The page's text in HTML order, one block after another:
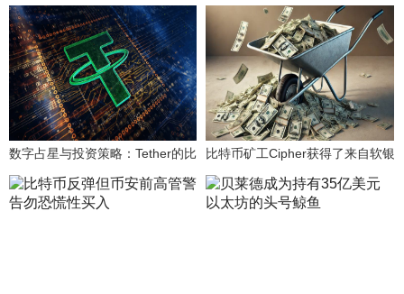
数字占星与投资策略：Tether的比特币持有量激增至83,000 BTC以上
比特币矿工Cipher获得了来自软银